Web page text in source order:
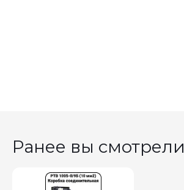
Ранее вы смотрели